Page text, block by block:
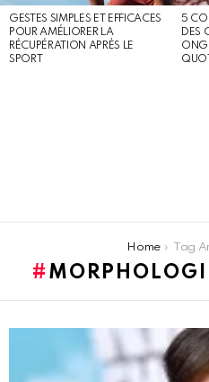
GESTES SIMPLES ET EFFICACES
POUR AMÉLIORER LA
RÉCUPÉRATION APRÈS LE
SPORT
5
DES
Home Tag Archives:
STORIES